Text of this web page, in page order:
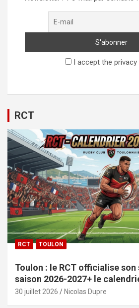
I accept the privacy
RCT
RCT TOULON
Toulon : le RCT officialise
saison 2026-2027+ le
30 juillet 2026 Nicolas Dupre